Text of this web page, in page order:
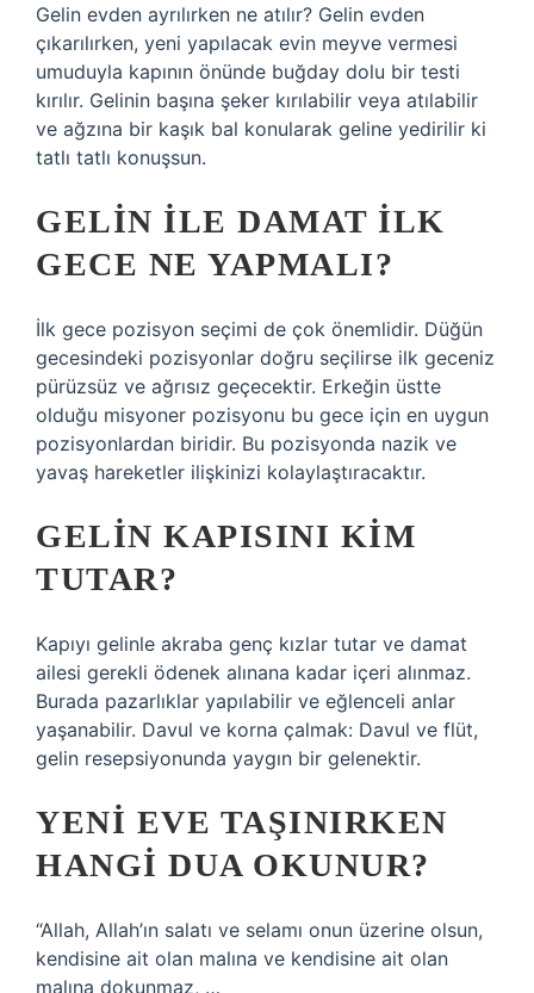
Gelin evden ayrılırken ne atılır? Gelin evden
çıkarılırken, yeni yapılacak evin meyve vermesi
umuduyla kapının önünde buğday dolu bir testi
kırılır. Gelinin başına şeker kırılabilir veya atılabilir
ve ağzına bir kaşık bal konularak geline yedirilir ki
tatlı tatlı konuşsun.
GELIN ILE DAMAT ILK
GECE NE YAPMALI?
İlk gece pozisyon seçimi de çok önemlidir. Düğün
gecesindeki pozisyonlar doğru seçilirse ilk geceniz
pürüzsüz ve ağrısız geçecektir. Erkeğin üstte
olduğu misyoner pozisyonu bu gece için en uygun
pozisyonlardan biridir. Bu pozisyonda nazik ve
yavaş hareketler ilişkinizi kolaylaştıracaktır.
GELIN KAPISINI KIM
TUTAR?
Kapıyı gelinle akraba genç kızlar tutar ve damat
ailesi gerekli ödenek alınana kadar içeri alınmaz.
Burada pazarlıklar yapılabilir ve eğlenceli anlar
yaşanabilir. Davul ve korna çalmak: Davul ve flüt,
gelin resepsiyonunda yaygın bir gelenektir.
YENI EVE TAŞINIRKEN
HANGI DUA OKUNUR?
“Allah, Allah’ın salatı ve selamı onun üzerine olsun,
kendisine ait olan malına ve kendisine ait olan
malına dokunmaz, …